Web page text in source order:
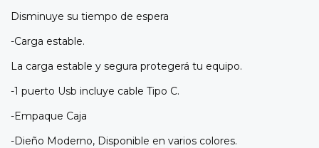
Disminuye su tiempo de espera
-Carga estable.
La carga estable y segura protegerá tu equipo.
-1 puerto Usb incluye cable Tipo C.
-Empaque Caja
-Dieño Moderno, Disponible en varios colores.